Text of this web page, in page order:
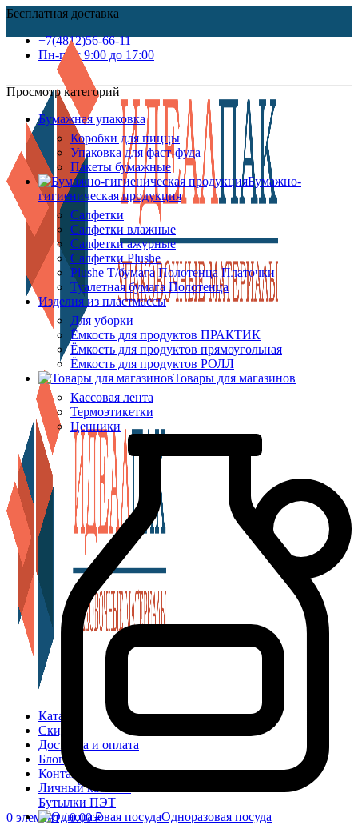
Бесплатная доставка
+7(4812)56-66-11
Пн-пт c 9:00 до 17:00
Каталог
Скидки
Доставка и оплата
Блог
Контакты
Личный кабинет
0 элемент / 0.00₽
Просмотр категорий
Бумажная упаковка
Коробки для пиццы
Упаковка для фаст-фуда
Пакеты бумажные
Бумажно-
гигиеническая продукция
Салфетки
Салфетки влажные
Салфетки ажурные
Салфетки Plushe
Plushe Т/бумага Полотенца Платочки
Туалетная бумага Полотенца
Изделия из пластмассы
Для уборки
Ёмкость для продуктов ПРАКТИК
Ёмкость для продуктов прямоугольная
Ёмкость для продуктов РОЛЛ
Товары для магазинов
Кассовая лента
Термоэтикетки
Ценники
Бутылки ПЭТ
Одноразовая посуда